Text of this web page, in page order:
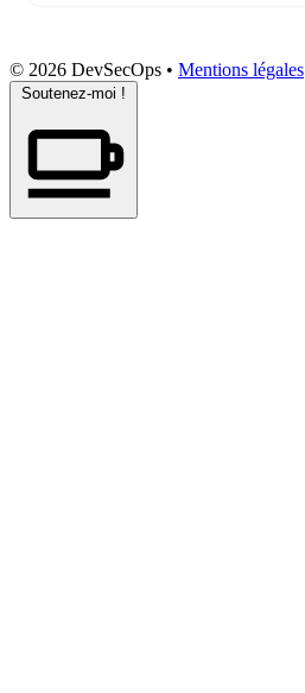
© 2026 DevSecOps • Mentions légales
Soutenez-moi !